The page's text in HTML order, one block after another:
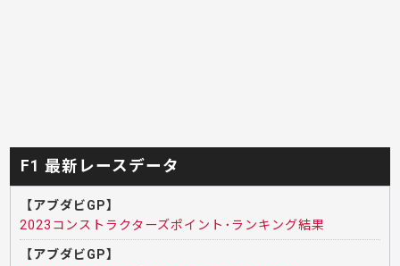
F1 最新レースデータ
【アブダビGP】
2023コンストラクターズポイント･ランキング結果
【アブダビGP】